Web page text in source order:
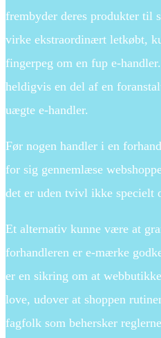
frembyder deres produkter til
virke ekstraordinært letkøbt,
fingerpeg om en fup e-
heldigvis en del af en
uægte e-handler.
Før nogen handler i en
for sig gennemlæse
det er uden tvivl ikke specielt
Et alternativ kunne være at
forhandleren er e-mærke
er en sikring om at
love, udover at shoppen
fagfolk som behersker